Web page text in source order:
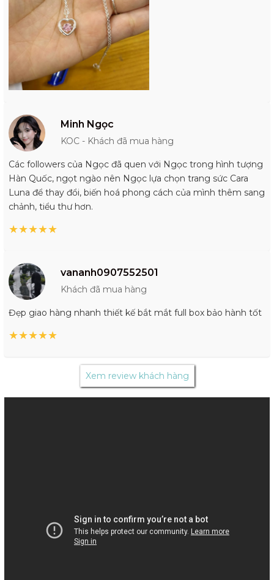
Minh Ngọc
KOC - Khách đã mua hàng
Các followers của Ngọc đã quen với Ngọc trong hình tượng
Hàn Quốc, ngọt ngào nên Ngọc lựa chọn trang sức Cara
Luna để thay đổi, biến hoá phong cách của mình thêm sang
chảnh, tiểu thư hơn.
★★★★★
vananh0907552501
Khách đã mua hàng
Đẹp giao hàng nhanh thiết kế bắt mắt full box bảo hành tốt
★★★★★
Xem review khách hàng